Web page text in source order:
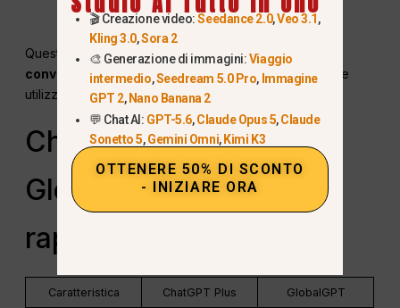
IA
Questo rende GlobalGPT un prodotto piùscelta
convenienteper creativi, professionisti e studenti che
utilizzano quotidianamente l'intelligenza artificiale.
ChatGPT Plus vs
GlobalGPT (confronto
rapido)
Caratteristica ChatGPT Plus GlobalGPT
🎬 Creazione video:Seedance 2.0,Veo 3.1,
Kling 3.0,Sora 2
🎨 Generazione di immagini:Viaggio
intermedio,Seedream 5.0 Pro, Immagine
GPT 2,Nano Banana 2
💬 Chat AI: GPT-5.6,Claude Opus 5,Claude
Sonetto 5,Gemini Omni,Kimi K3
OTTENERE 50% DI SCONTO
- INIZIARE ORA